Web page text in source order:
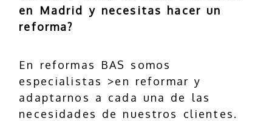
en Madrid y necesitas hacer un
reforma?
En reformas BAS somos
especialistas >en reformar y
adaptarnos a cada una de las
necesidades de nuestros clientes.